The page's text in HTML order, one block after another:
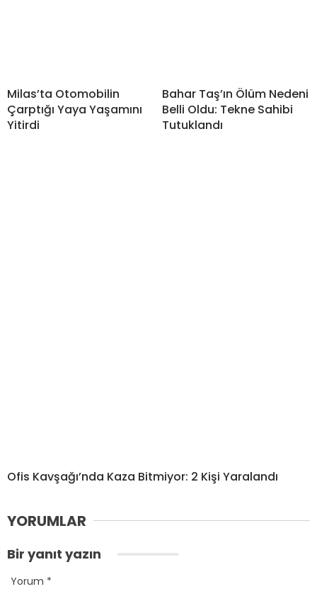
Milas’ta Otomobilin
Çarptığı Yaya Yaşamını
Yitirdi
Bahar Taş’ın Ölüm Nedeni
Belli Oldu: Tekne Sahibi
Tutuklandı
Ofis Kavşağı’nda Kaza Bitmiyor: 2 Kişi Yaralandı
YORUMLAR
Bir yanıt yazın
Yorum *